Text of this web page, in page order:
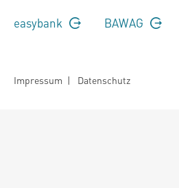
easybank BAWAG
Impressum | Datenschutz